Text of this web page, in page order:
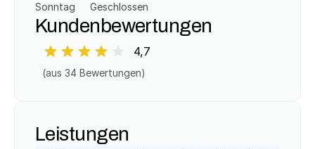
Sonntag
Geschlossen
Kundenbewertungen
4,7
(aus 34 Bewertungen)
Leistungen